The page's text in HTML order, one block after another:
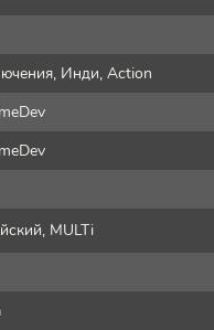
, Инди, Action
MULTi